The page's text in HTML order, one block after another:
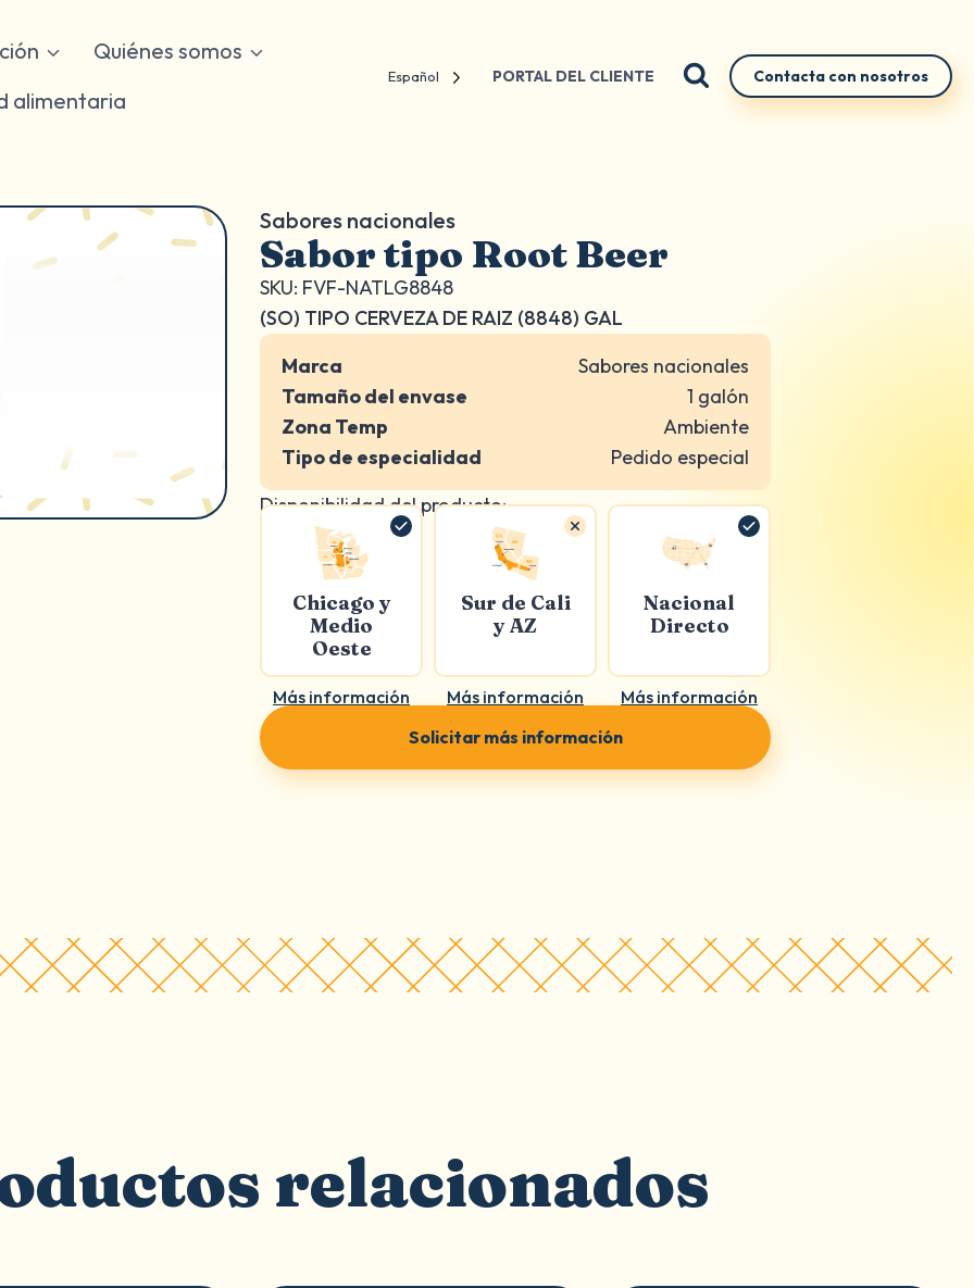
Quiénes somos
alimentaria
Español PORTAL DEL CLIENTE Contacta con nosotros
Sabores nacionales
Sabor tipo Root Beer
SKU: FVF-NATLG8848
(SO) TIPO CERVEZA DE RAIZ (8848) GAL
Marca
Sabores nacionales
Tamaño del envase
1 galón
Zona Temp
Ambiente
Tipo de especialidad
Pedido especial
Disponibilidad del producto:
Chicago y
Medio
Oeste
Más información
Sur de Cali
y AZ
Más información
Nacional
Directo
Más información
Solicitar más información
relacionados